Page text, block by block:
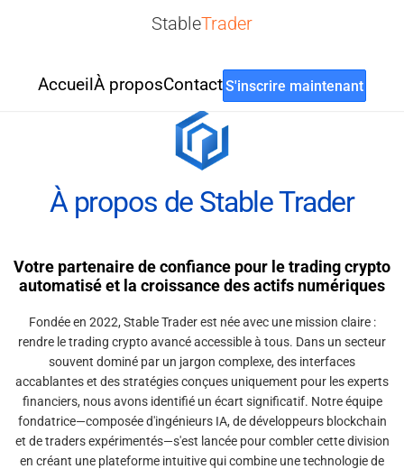
StableTrader
AccueilÀ proposContactS'inscrire maintenant
À propos de Stable Trader
Votre partenaire de confiance pour le trading crypto
automatisé et la croissance des actifs numériques
Fondée en 2022, Stable Trader est née avec une mission claire :
rendre le trading crypto avancé accessible à tous. Dans un secteur
souvent dominé par un jargon complexe, des interfaces
accablantes et des stratégies conçues uniquement pour les experts
financiers, nous avons identifié un écart significatif. Notre équipe
fondatrice—composée d'ingénieurs IA, de développeurs blockchain
et de traders expérimentés—s'est lancée pour combler cette division
en créant une plateforme intuitive qui combine une technologie de